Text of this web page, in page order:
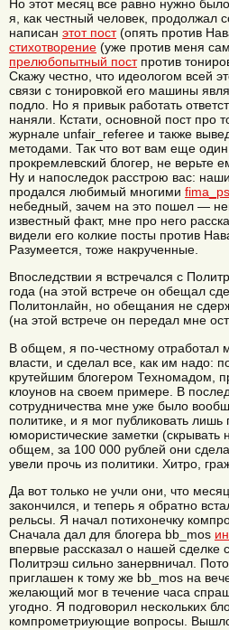
Но этот месяц все равно нужно
я, как честный человек, продолжал
написан этот пост(опять против
стихотворение (уже против меня
прелюбопытный постпротив
Скажу честно, что идеологом всей
связи с тонировкой его машины
подло. Но я привык работать
наняли. Кстати, основной пост про
журнале unfair_referee и также
методами. Так что вот вам еще
прокремлевский блогер, не верьте
Ну и напоследок расстрою вас:
продался любимый многими
небедный, зачем на это пошел —
известный факт, мне про него
видели его колкие посты против
Разумеется, тоже накрученные.
Впоследствии я встречался с
года (на этой встрече он обещал
Политонлайн, но обещания не
(на этой встрече он передал мне
В общем, я по-честному отработал
власти, и сделал все, как им надо:
крутейшим блогером Техномадом,
клоунов на своем примере. В
сотрудничества мне уже было
политике, и я мог публиковать
юмористические заметки (скрывать
общем, за 100 000 рублей они
увели прочь из политики. Хитро,
Да вот только не учли они, что
закончился, и теперь я обратно
рельсы. Я начал потихонечку
Сначала дал для блогера bb_mos
впервые рассказал о нашей сделке
Политрэш сильно занервничал.
приглашен к тому же bb_mos на
желающий мог в течение часа
угодно. Я подговорил нескольких
компрометриующие вопросы.